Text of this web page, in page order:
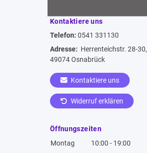
Kontaktiere uns
Telefon: 0541 331130
Adresse: Herrenteichstr. 28-30,
49074 Osnabrück
Kontaktiere uns
Widerruf erklären
Öffnungszeiten
Montag
10:00 - 19:00